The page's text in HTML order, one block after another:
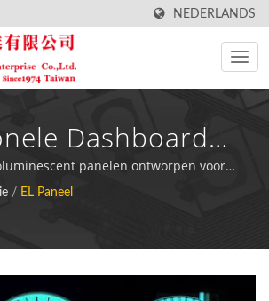
NEDERLANDS
Dashboard
EL
panelen ontworpen voor
apparaten en industriële
/ EL Paneel